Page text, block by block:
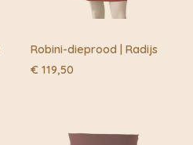
Robini-dieprood | Radijs
€ 119,50